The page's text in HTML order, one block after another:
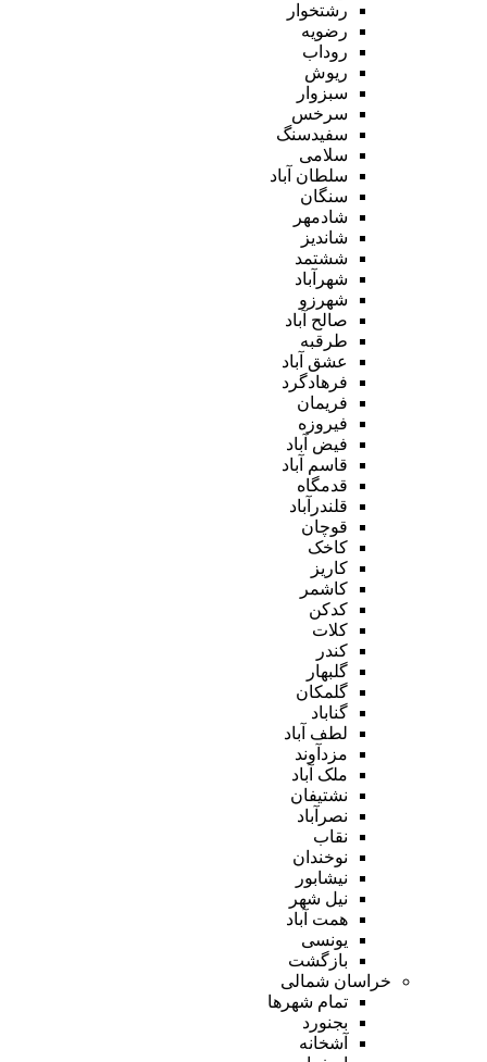
رشتخوار
رضویه
روداب
ریوش
سبزوار
سرخس
سفیدسنگ
سلامی
سلطان آباد
سنگان
شادمهر
شاندیز
ششتمد
شهرآباد
شهرزو
صالح آباد
طرقبه
عشق آباد
فرهادگرد
فریمان
فیروزه
فیض آباد
قاسم آباد
قدمگاه
قلندرآباد
قوچان
کاخک
کاریز
کاشمر
کدکن
کلات
کندر
گلبهار
گلمکان
گناباد
لطف آباد
مزدآوند
ملک آباد
نشتیفان
نصرآباد
نقاب
نوخندان
نیشابور
نیل شهر
همت آباد
یونسی
بازگشت
خراسان شمالی
تمام شهر‌ها
بجنورد
آشخانه